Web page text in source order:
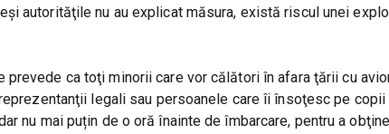
autorităţile nu au explicat măsura, există riscul unei
ca toţi minorii care vor călători în afara ţării cu
legali sau persoanele care îi însoţesc pe
nu mai puțin de o oră înainte de îmbarcare, pentru a